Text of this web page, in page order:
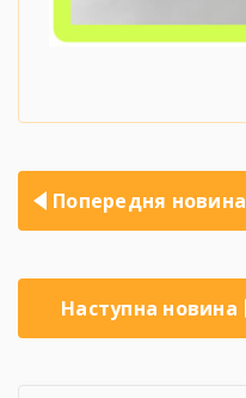
Навігація
записів
Попередня новина
Наступна новина